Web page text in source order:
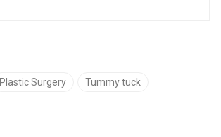
Plastic Surgery Tummy tuck